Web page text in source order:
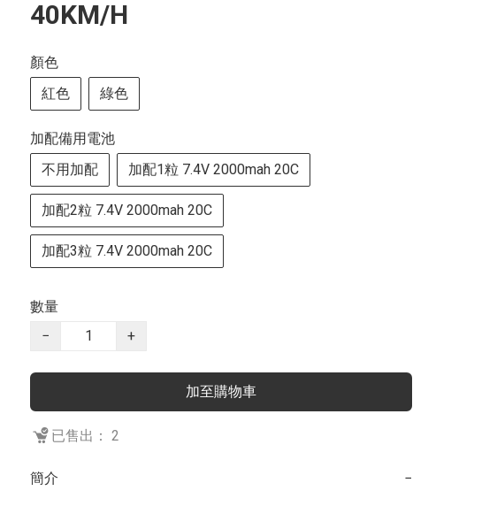
40KM/H
顏色
紅色
綠色
加配備用電池
不用加配
加配1粒 7.4V 2000mah 20C
加配2粒 7.4V 2000mah 20C
加配3粒 7.4V 2000mah 20C
數量
−
+
加至購物車
已售出： 2
簡介 −